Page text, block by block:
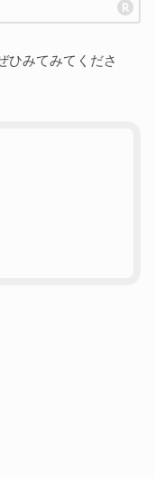
ひみてみてくださ